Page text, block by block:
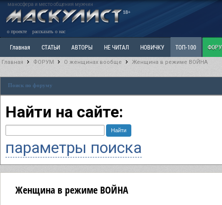
маносфера и место общения мужчин
18+
о проекте рассказать о нас
Главная СТАТЬИ АВТОРЫ НЕ ЧИТАЛ НОВИЧКУ ТОП-100
Ветка: Расстаюсь или Развожусь. САНЧАС Ветка: Наболевшее. Выскажись!
РАЗДЕЛ: Разное
Главная ФОРУМ О женщинах вообще Женщина в режиме ВОЙНА
Поиск по форуму
Найти на сайте:
параметры поиска
Женщина в режиме ВОЙНА